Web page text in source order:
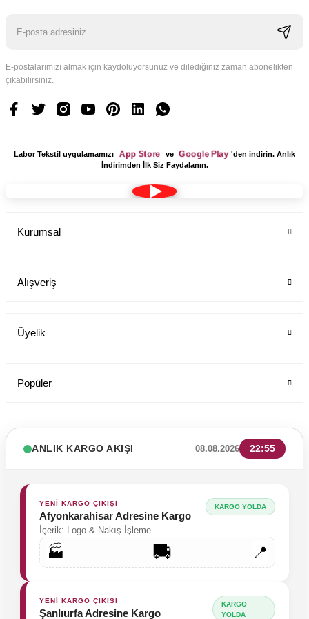
Labor Medikal Tekstil
Tesettür Cerrahi Bone Terikoton Kumaş Yeni Model
Labor Medikal Tekstil
E-postalarımızı almak için kaydoluyorsunuz ve dilediğiniz zaman abonelikten
çıkabilirsiniz.
Labor Tekstil uygulamamızı App Store ve Google Play
'den indirin. Anlık
İndirimden İlk Siz Faydalanın.
Kurumsal
Alışveriş
Üyelik
Popüler
ANLIK KARGO AKIŞI 08.08.2026 22:55
YENİ KARGO ÇIKIŞI
Afyonkarahisar Adresine Kargo
İçerik: Logo & Nakış İşleme
KARGO YOLDA
🏭 📍
YENİ KARGO ÇIKIŞI
Şanlıurfa Adresine Kargo
KARGO
YOLDA